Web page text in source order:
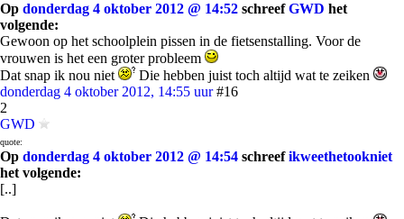
Op donderdag 4 oktober 2012 @ 14:52 schreefGWD het
volgende:
Gewoon op het schoolplein pissen in de fietsenstalling. Voor de
vrouwen is het een groter probleem
Dat snap ik nou niet
Die hebben juist toch altijd wat te zeiken
donderdag 4 oktober 2012, 14:55 uur #16
2
GWD
quote:
Op donderdag 4 oktober 2012 @ 14:54 schreefikweethetookniet
het volgende:
[..]